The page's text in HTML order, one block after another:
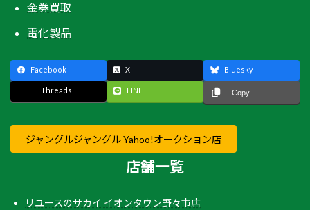
金券買取
電化製品
Facebook X Bluesky
Threads LINE Copy
ジャングルジャングル Yahoo!オークション店
店舗一覧
リユースのサカイ イオンタウン野々市店